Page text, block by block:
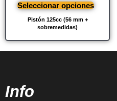
Pistón 125cc (56 mm +
sobremedidas)
Seleccionar opciones
Info